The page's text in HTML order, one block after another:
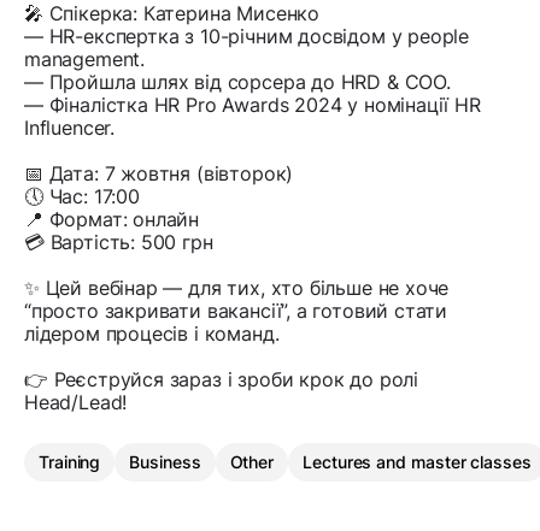
🎤 Спікерка: Катерина Мисенко
— HR-експертка з 10-річним досвідом у people
management.
— Пройшла шлях від сорсера до HRD & COO.
— Фіналістка HR Pro Awards 2024 у номінації HR
Influencer.
📅 Дата: 7 жовтня (вівторок)
🕔 Час: 17:00
📍 Формат: онлайн
💳 Вартість: 500 грн
✨ Цей вебінар — для тих, хто більше не хоче
“просто закривати вакансії”, а готовий стати
лідером процесів і команд.
👉 Реєструйся зараз і зроби крок до ролі
Head/Lead!
Training Business Other Lectures and master classes